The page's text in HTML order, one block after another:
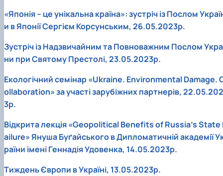
«Японія – це унікальна країна»: зустріч із Послом
и в Японії Сергієм Корсунським, 26.05.2023р.
Зустріч із Надзвичайним та Повноважним Послом
ни при Святому Престолі, 23.05.2023р.
Екологічний семінар «Ukraine. Environmental Damage.
ollaboration» за участі зарубіжних партнерів, 22.05.202
3р.
Відкрита лекція «Geopolitical Benefits of Russia’s State
ailure» Януша Буґайського в Дипломатичній академії
раїни імені Геннадія Удовенка, 14.05.2023р.
Тиждень Європи в Україні, 13.05.2023р.